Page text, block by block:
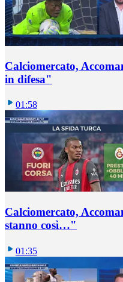
Calciomercato,
in difesa"
01:58
Calciomercato,
stanno così…"
01:35